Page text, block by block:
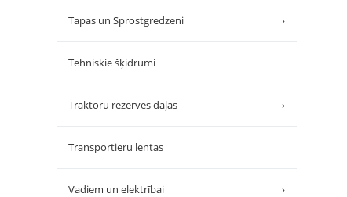
Tapas un Sprostgredzeni ›
Tehniskie šķidrumi
Traktoru rezerves daļas ›
Transportieru lentas
Vadiem un elektrībai ›